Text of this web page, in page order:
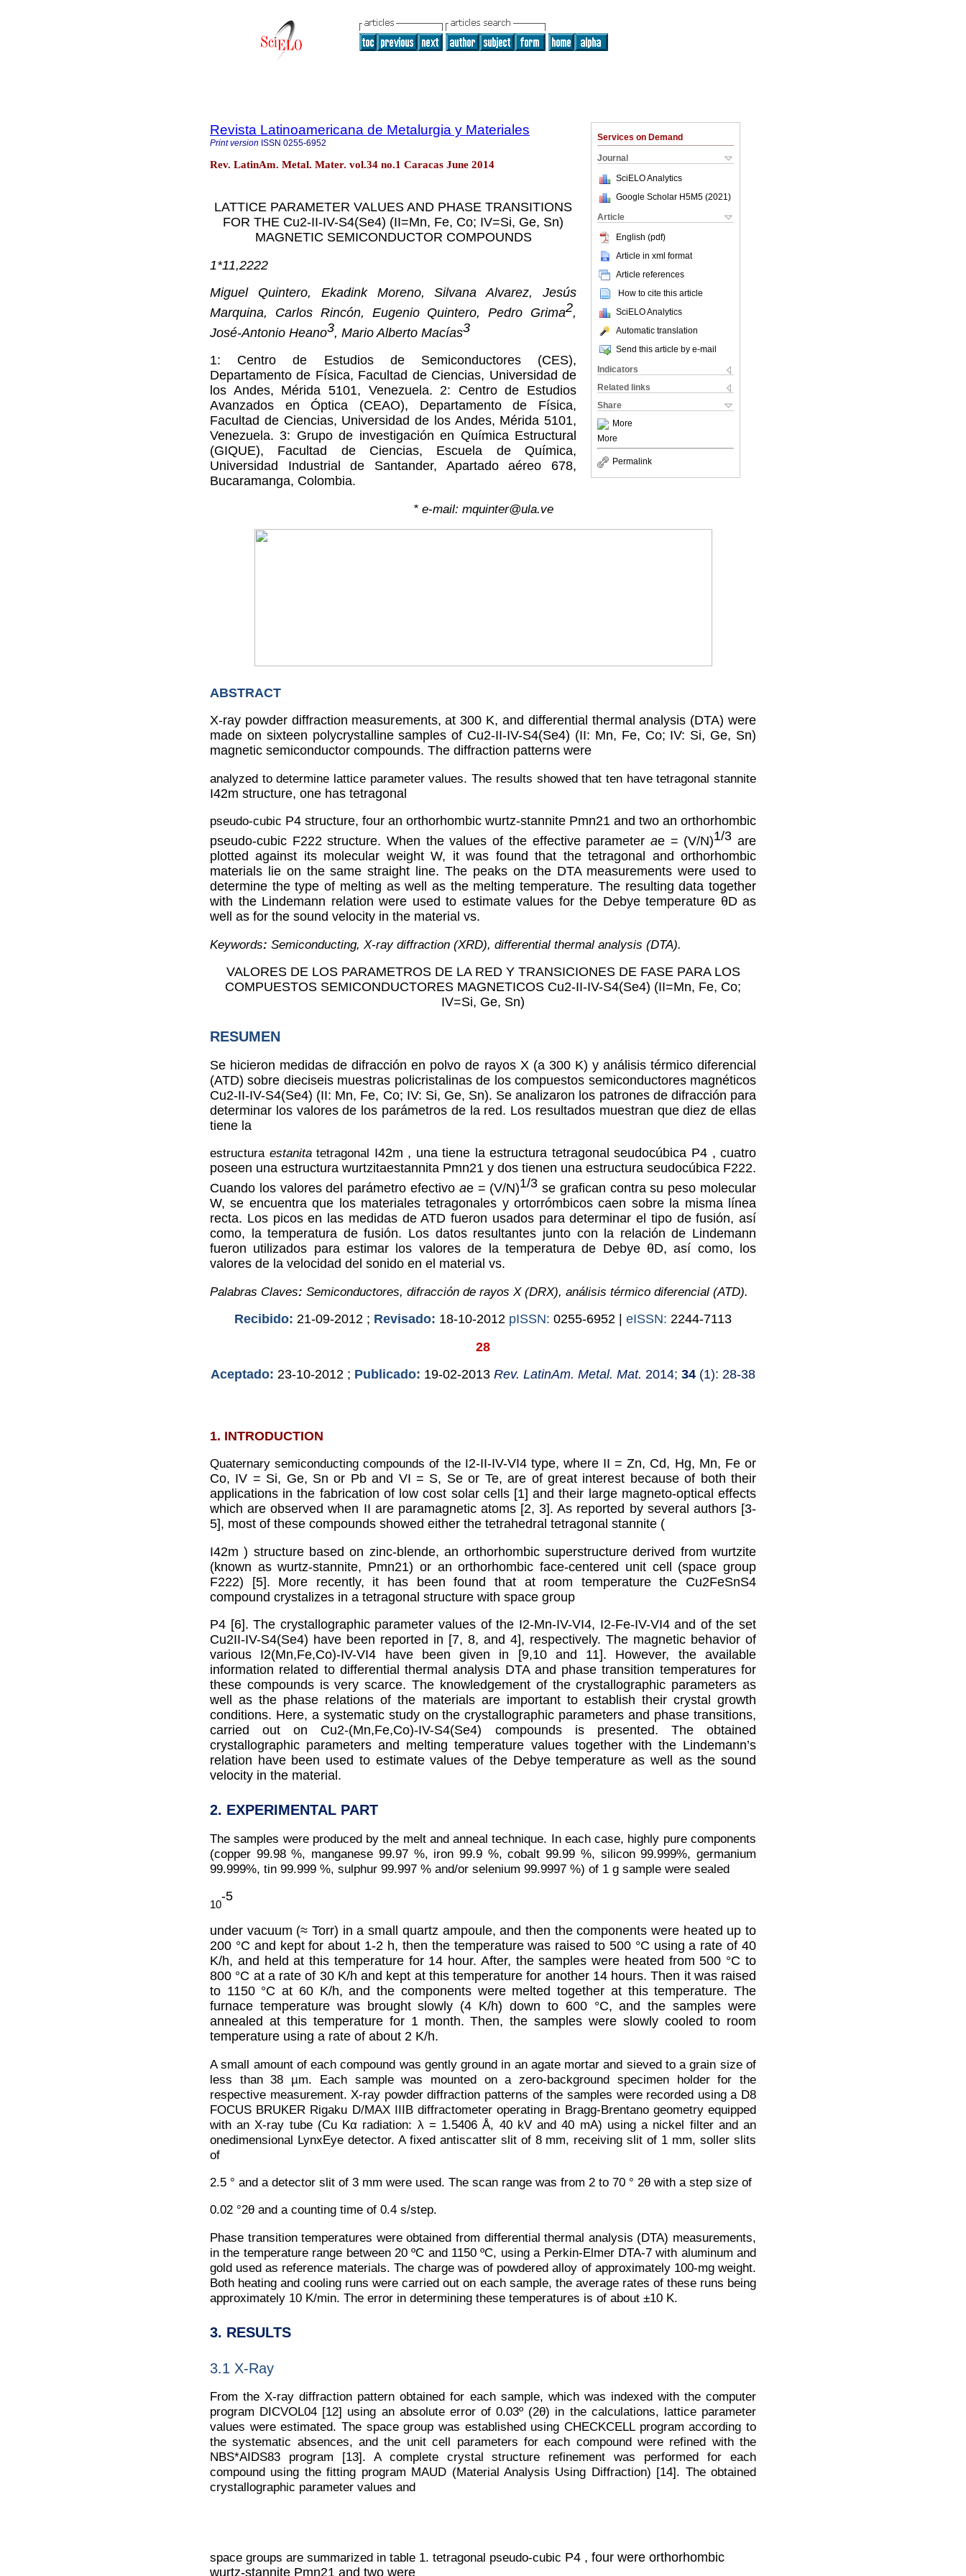
Services on Demand
Journal
SciELO Analytics
Google Scholar H5M5 (2021 )
Article
English (pdf)
Article in xml format
Article references
How to cite this article
SciELO Analytics
Automatic translation
Send this article by e-mail
Indicators
Related links
Share
More
More
Permalink
Revista Latinoamericana de Metalurgia y Materiales
Print version ISSN 0255-6952
Rev. LatinAm. Metal. Mater. vol.34 no.1 Caracas June 2014
LATTICE PARAMETER VALUES AND PHASE TRANSITIONS
FOR THE Cu2-II-IV-S4(Se4) (II=Mn, Fe, Co; IV=Si, Ge, Sn)
MAGNETIC SEMICONDUCTOR COMPOUNDS
1*11,2222
Miguel Quintero, Ekadink Moreno, Silvana Alvarez, Jesús
Marquina, Carlos Rincón, Eugenio Quintero, Pedro Grima2,
José-Antonio Heano3, Mario Alberto Macías3
1: Centro de Estudios de Semiconductores (CES),
Departamento de Física, Facultad de Ciencias, Universidad de
los Andes, Mérida 5101, Venezuela. 2: Centro de Estudios
Avanzados en Óptica (CEAO), Departamento de Física,
Facultad de Ciencias, Universidad de los Andes, Mérida 5101,
Venezuela. 3: Grupo de investigación en Química Estructural
(GIQUE), Facultad de Ciencias, Escuela de Química,
Universidad Industrial de Santander, Apartado aéreo 678,
Bucaramanga, Colombia.
* e-mail: mquinter@ula.ve
ABSTRACT
X-ray powder diffraction measurements, at 300 K, and differential thermal analysis (DTA) were
made on sixteen polycrystalline samples of Cu2-II-IV-S4(Se4) (II: Mn, Fe, Co; IV: Si, Ge, Sn)
magnetic semiconductor compounds. The diffraction patterns were
analyzed to determine lattice parameter values. The results showed that ten have tetragonal stannite
I42m structure, one has tetragonal
pseudo-cubic P4 structure, four an orthorhombic wurtz-stannite Pmn21 and two an orthorhombic
pseudo-cubic F222 structure. When the values of the effective parameter ae = (V/N)1/3 are
plotted against its molecular weight W, it was found that the tetragonal and orthorhombic
materials lie on the same straight line. The peaks on the DTA measurements were used to
determine the type of melting as well as the melting temperature. The resulting data together
with the Lindemann relation were used to estimate values for the Debye temperature θD as
well as for the sound velocity in the material vs.
Keywords: Semiconducting, X-ray diffraction (XRD), differential thermal analysis (DTA).
VALORES DE LOS PARAMETROS DE LA RED Y TRANSICIONES DE FASE PARA LOS
COMPUESTOS SEMICONDUCTORES MAGNETICOS Cu2-II-IV-S4(Se4) (II=Mn, Fe, Co;
IV=Si, Ge, Sn)
RESUMEN
Se hicieron medidas de difracción en polvo de rayos X (a 300 K) y análisis térmico diferencial
(ATD) sobre dieciseis muestras policristalinas de los compuestos semiconductores magnéticos
Cu2-II-IV-S4(Se4) (II: Mn, Fe, Co; IV: Si, Ge, Sn). Se analizaron los patrones de difracción para
determinar los valores de los parámetros de la red. Los resultados muestran que diez de ellas
tiene la
estructura estanitatetragonal I42m , una tiene la estructura tetragonal seudocúbica P4 , cuatro
poseen una estructura wurtzitaestannita Pmn21 y dos tienen una estructura seudocúbica F222.
Cuando los valores del parámetro efectivo ae = (V/N)1/3 se grafican contra su peso molecular
W, se encuentra que los materiales tetragonales y ortorrómbicos caen sobre la misma línea
recta. Los picos en las medidas de ATD fueron usados para determinar el tipo de fusión, así
como, la temperatura de fusión. Los datos resultantes junto con la relación de Lindemann
fueron utilizados para estimar los valores de la temperatura de Debye θD, así como, los
valores de la velocidad del sonido en el material vs.
Palabras Claves: Semiconductores, difracción de rayos X (DRX), análisis térmico diferencial (ATD).
Recibido: 21-09-2012 ; Revisado: 18-10-2012 pISSN: 0255-6952 | eISSN: 2244-7113
28
Aceptado: 23-10-2012 ; Publicado: 19-02-2013 Rev. LatinAm. Metal. Mat. 2014; 34 (1): 28-38
1. INTRODUCTION
Quaternary semiconducting compounds of the I2-II-IV-VI4 type, where II = Zn, Cd, Hg, Mn, Fe or
Co, IV = Si, Ge, Sn or Pb and VI = S, Se or Te, are of great interest because of both their
applications in the fabrication of low cost solar cells [1] and their large magneto-optical effects
which are observed when II are paramagnetic atoms [2, 3]. As reported by several authors [3-
5], most of these compounds showed either the tetrahedral tetragonal stannite (
I42m) structure based on zinc-blende, an orthorhombic superstructure derived from wurtzite
(known as wurtz-stannite, Pmn21) or an orthorhombic face-centered unit cell (space group
F222) [5]. More recently, it has been found that at room temperature the Cu2FeSnS4
compound crystalizes in a tetragonal structure with space group
P4 [6]. The crystallographic parameter values of the I2-Mn-IV-VI4, I2-Fe-IV-VI4and of the set
Cu2II-IV-S4(Se4) have been reported in [7, 8, and 4], respectively. The magnetic behavior of
various I2(Mn,Fe,Co)-IV-VI4
have been given in [9,10 and 11]. However, the available
information related to differential thermal analysis DTA and phase transition temperatures for
these compounds is very scarce. The knowledgement of the crystallographic parameters as
well as the phase relations of the materials are important to establish their crystal growth
conditions. Here, a systematic study on the crystallographic parameters and phase transitions,
carried out on Cu2-(Mn,Fe,Co)-IV-S4(Se4) compounds is presented. The obtained
crystallographic parameters and melting temperature values together with the Lindemann’s
relation have been used to estimate values of the Debye temperature as well as the sound
velocity in the material.
2. EXPERIMENTAL PART
The samples were produced by the melt and anneal technique. In each case, highly pure components
(copper 99.98 %, manganese 99.97 %, iron 99.9 %, cobalt 99.99 %, silicon 99.999%, germanium
99.999%, tin 99.999 %, sulphur 99.997 % and/or selenium 99.9997 %) of 1 g sample were sealed
10
-5
under vacuum (≈ Torr) in a small quartz ampoule, and then the components were heated up to
200 °C and kept for about 1-2 h, then the temperature was raised to 500 °C using a rate of 40
K/h, and held at this temperature for 14 hour. After, the samples were heated from 500 °C to
800 °C at a rate of 30 K/h and kept at this temperature for another 14 hours. Then it was raised
to 1150 °C at 60 K/h, and the components were melted together at this temperature. The
furnace temperature was brought slowly (4 K/h) down to 600 °C, and the samples were
annealed at this temperature for 1 month. Then, the samples were slowly cooled to room
temperature using a rate of about 2 K/h.
A small amount of each compound was gently ground in an agate mortar and sieved to a grain size of
less than 38 µm. Each sample was mounted on a zero-background specimen holder for the
respective measurement. X-ray powder diffraction patterns of the samples were recorded using a D8
FOCUS BRUKER Rigaku D/MAX IIIB diffractometer operating in Bragg-Brentano geometry equipped
with an X-ray tube (Cu Kα radiation: λ = 1.5406 Å, 40 kV and 40 mA) using a nickel filter and an
onedimensional LynxEye detector. A fixed antiscatter slit of 8 mm, receiving slit of 1 mm, soller slits
of
2.5 ° and a detector slit of 3 mm were used. The scan range was from 2 to 70 ° 2θ with a step size of
0.02 °2θ and a counting time of 0.4 s/step.
Phase transition temperatures were obtained from differential thermal analysis (DTA) measurements,
in the temperature range between 20 ºC and 1150 ºC, using a Perkin-Elmer DTA-7 with aluminum and
gold used as reference materials. The charge was of powdered alloy of approximately 100-mg weight.
Both heating and cooling runs were carried out on each sample, the average rates of these runs being
approximately 10 K/min. The error in determining these temperatures is of about ±10 K.
3. RESULTS
3.1 X-Ray
From the X-ray diffraction pattern obtained for each sample, which was indexed with the computer
program DICVOL04 [12] using an absolute error of 0.03º (2θ) in the calculations, lattice parameter
values were estimated. The space group was established using CHECKCELL program according to
the systematic absences, and the unit cell parameters for each compound were refined with the
NBS*AIDS83 program [13]. A complete crystal structure refinement was performed for each
compound using the fitting program MAUD (Material Analysis Using Diffraction) [14]. The obtained
crystallographic parameter values and
space groups are summarized in table 1. tetragonal pseudo-cubic P4 , four were orthorhombic
wurtz-stannite Pmn21 and two were